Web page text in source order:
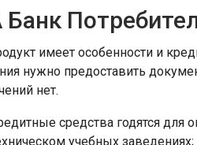
имеет особенности и
нужно предоставить
нет.
средства годятся
учебных заведениях;